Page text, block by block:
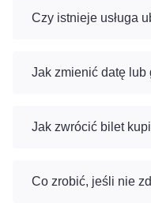
Czy istnieje usługa
Jak zmienić datę lub
Jak zwrócić bilet
Co zrobić, jeśli nie